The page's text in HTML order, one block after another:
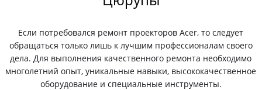
Если потребовался ремонт проекторов Acer, то следует
обращаться только лишь к лучшим профессионалам своего
дела. Для выполнения качественного ремонта необходимо
многолетний опыт, уникальные навыки, высококачественное
оборудование и специальные инструменты.